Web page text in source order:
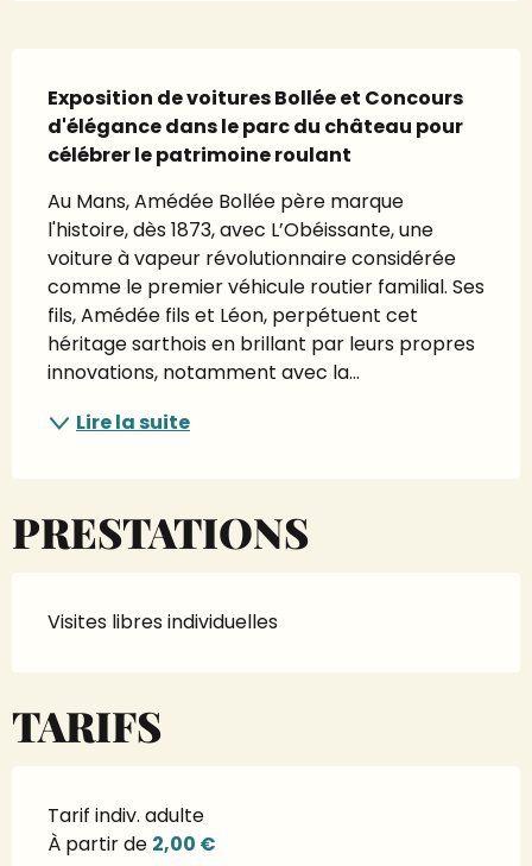
Exposition de voitures Bollée et Concours
d'élégance dans le parc du château pour
célébrer le patrimoine roulant
Au Mans, Amédée Bollée père marque
l'histoire, dès 1873, avec L’Obéissante, une
voiture à vapeur révolutionnaire considérée
comme le premier véhicule routier familial. Ses
fils, Amédée fils et Léon, perpétuent cet
héritage sarthois en brillant par leurs propres
innovations, notamment avec la...
Lire la suite
PRESTATIONS
Visites libres individuelles
TARIFS
Tarif indiv. adulte
À partir de 2,00 €